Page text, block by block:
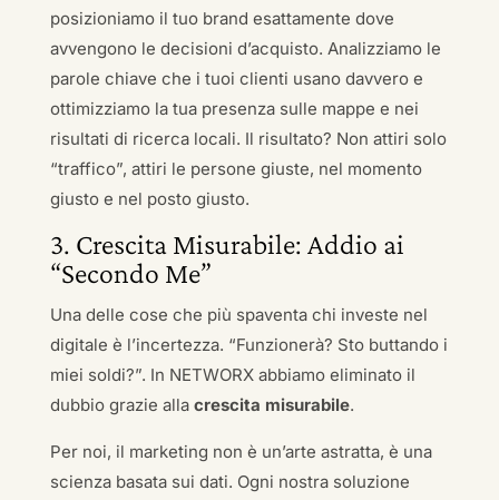
posizioniamo il tuo brand esattamente dove
avvengono le decisioni d’acquisto. Analizziamo le
parole chiave che i tuoi clienti usano davvero e
ottimizziamo la tua presenza sulle mappe e nei
risultati di ricerca locali. Il risultato? Non attiri solo
“traffico”, attiri le persone giuste, nel momento
giusto e nel posto giusto.
3. Crescita Misurabile: Addio ai
“Secondo Me”
Una delle cose che più spaventa chi investe nel
digitale è l’incertezza. “Funzionerà? Sto buttando i
miei soldi?”. In NETWORX abbiamo eliminato il
dubbio grazie alla crescita misurabile.
Per noi, il marketing non è un’arte astratta, è una
scienza basata sui dati. Ogni nostra soluzione